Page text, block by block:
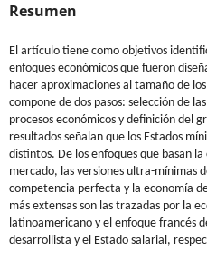
Resumen
El artículo tiene como objetivos
enfoques económicos que fueron
hacer aproximaciones al tamaño de
compone de dos pasos: selección de
procesos económicos y definición del
resultados señalan que los Estados
distintos. De los enfoques que basan
mercado, las versiones ultra-mínimas
competencia perfecta y la economía
más extensas son las trazadas por la
latinoamericano y el enfoque francés
desarrollista y el Estado salarial,